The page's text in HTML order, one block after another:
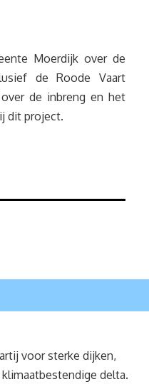
Moerdijk over de
de Roode Vaart
de inbreng en het
dit project.
voor sterke dijken,
delta.